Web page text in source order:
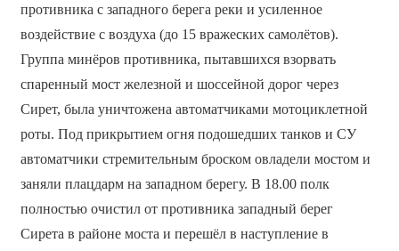
противника с западного берега реки и усиленное
воздействие с воздуха (до 15 вражеских самолётов).
Группа минёров противника, пытавшихся взорвать
спаренный мост железной и шоссейной дорог через
Сирет, была уничтожена автоматчиками мотоциклетной
роты. Под прикрытием огня подошедших танков и СУ
автоматчики стремительным броском овладели мостом и
заняли плацдарм на западном берегу. В 18.00 полк
полностью очистил от противника западный берег
Сирета в районе моста и перешёл в наступление в